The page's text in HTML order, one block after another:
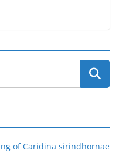
of Caridina sirindhornae